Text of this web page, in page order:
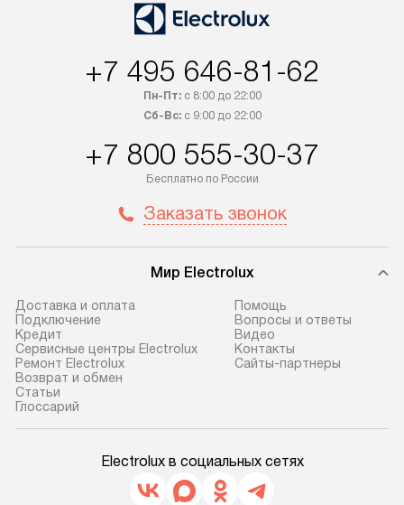
+7 495 646-81-62
Пн-Пт:с 8:00 до 22:00
Сб-Вс:с 9:00 до 22:00
+7 800 555-30-37
Бесплатно по России
Заказать звонок
Мир Electrolux
Доставка и оплата
Подключение
Кредит
Сервисные центры Electrolux
Ремонт Electrolux
Возврат и обмен
Cтатьи
Глоссарий
Помощь
Вопросы и ответы
Видео
Контакты
Сайты-партнеры
Electrolux в социальных сетях